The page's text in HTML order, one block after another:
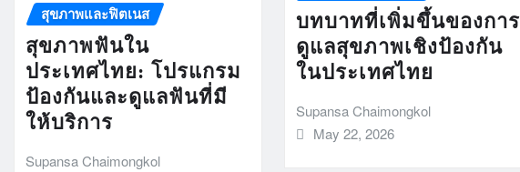
สุขภาพและฟิตเนส
สุขภาพฟันใน
ประเทศไทย: โปรแกรม
ป้องกันและดูแลฟันที่มี
ให้บริการ
Supansa Chaimongkol
บทบาทที่เพิ่มขึ้นของการ
ดูแลสุขภาพเชิงป้องกัน
ในประเทศไทย
Supansa Chaimongkol
May 22, 2026